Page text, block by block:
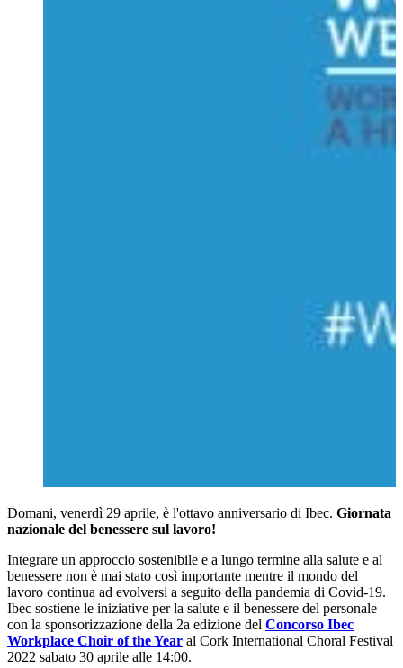
Domani, venerdì 29 aprile, è l'ottavo anniversario di Ibec. Giornata
nazionale del benessere sul lavoro!
Integrare un approccio sostenibile e a lungo termine alla salute e al
benessere non è mai stato così importante mentre il mondo del
lavoro continua ad evolversi a seguito della pandemia di Covid-19.
Ibec sostiene le iniziative per la salute e il benessere del personale
con la sponsorizzazione della 2a edizione del Concorso Ibec
Workplace Choir of the Year al Cork International Choral Festival
2022 sabato 30 aprile alle 14:00.